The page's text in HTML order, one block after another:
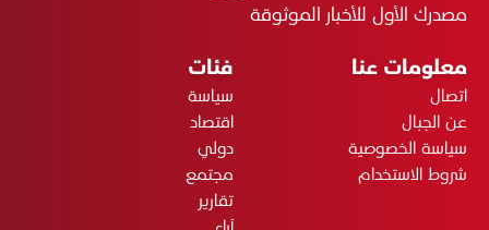
مصدرك الأول للأخبار الموثوقة
معلومات عنا
اتصال
عن الجبال
سياسة الخصوصية
شروط الاستخدام
فئات
سياسة
اقتصاد
دولي
مجتمع
تقارير
آراء